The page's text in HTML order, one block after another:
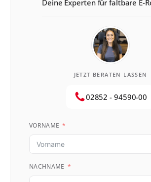
Deine Experten für faltbare E-
JETZT BERATEN LASSEN
02852 - 94590-00
VORNAME
NACHNAME